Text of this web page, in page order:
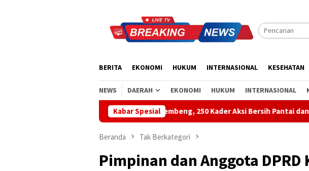
BERITA EKONOMI HUKUM INTERNASIONAL KESEHATAN
NEWS DAERAH EKONOMI HUKUM INTERNASIONAL
Kabar Spesial
Demokrat di Pantai Lembeng, 250 Kader Aksi Bersih Pantai dan Lepas 300 Tukik
Beranda Tak Berkategori
Pimpinan dan Anggota DPRD